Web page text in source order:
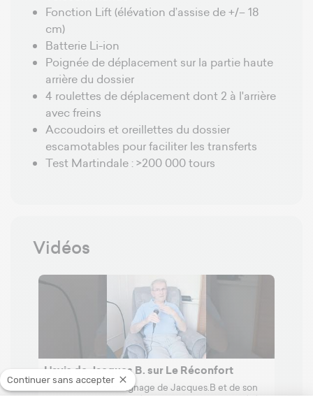
Fonction Lift (élévation d’assise de +/– 18
cm)
Batterie Li-ion
Poignée de déplacement sur la partie haute
arrière du dossier
4 roulettes de déplacement dont 2 à l'arrière
avec freins
Accoudoirs et oreillettes du dossier
escamotables pour faciliter les transferts
Test Martindale : >200 000 tours
Vidéos
L'avis de Jacques B. sur Le Réconfort
Découvrez le témoignage de Jacques.B et de son
fauteuil releveur "Le Réconfort" ! "Je n'ai jamais été
Continuer sans accepter